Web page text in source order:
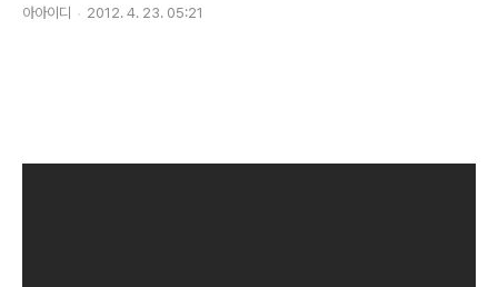
아아이디 2012. 4. 23. 05:21